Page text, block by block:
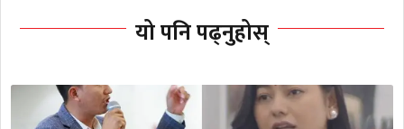
यो पनि पढ्नुहोस्